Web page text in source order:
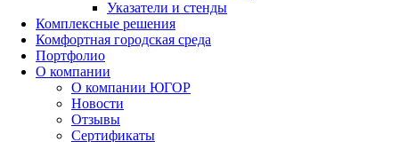
Указатели и стенды
Комплексные решения
Комфортная городская среда
Портфолио
О компании
О компании ЮГОР
Новости
Отзывы
Сертификаты